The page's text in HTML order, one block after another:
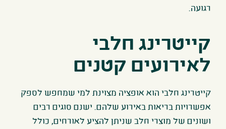
רגועה.
קייטרינג חלבי
לאירועים קטנים
קייטרינג חלבי הוא אופציה מצוינת למי שמחפש לספק
אפשרויות בריאות באירוע שלהם. ישנם סוגים רבים
ושונים של מוצרי חלב שניתן להציע לאורחים, כולל